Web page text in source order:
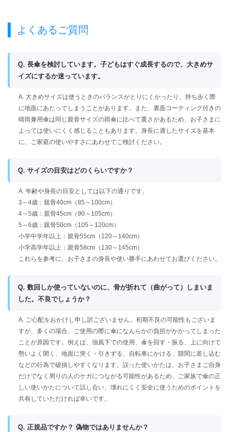
よくあるご質問
Q. 長傘を検討しています。子どもはすぐ成長するので、大きめサ
イズにするか迷っています。
A. 大きめサイズは使うときのバランスがとりにくかったり、持ち歩く際
に地面にあたってしまうことがあります。また、裏面コーティング付きの
晴雨兼用傘は同じ親骨サイズの雨傘に比べて重さがあるため、お子さまに
よっては使いにくく感じることもあります。身長に適したサイズを基本
に、ご家庭の使いやすさにあわせてご検討ください。
Q. サイズの目安はどのくらいですか？
A. 年齢や身長の目安としては以下の通りです。
3～4歳：親骨40cm（85～100cm）
4～5歳：親骨45cm（90～105cm）
5～6歳：親骨50cm（105～120cm）
小学中学年以上：親骨55cm（120～140cm）
小学高学年以上：親骨58cm（130～145cm）
これらを参考に、お子さまの身長や使い勝手にあわせてお選びください。
Q. 数回しか使っていないのに、骨が折れて（曲がって）しまいま
した。不良でしょうか？
A. ご心配をおかけし申し訳ございません。初期不良の可能性もございま
すが、多くの場合、ご使用の際に傘になんらかの負担がかかってしまった
ことが原因です。例えば、強風下での使用、傘を回す・振る、上に向けて
勢いよく開く、地面に突く・引きずる、自転車にかける、隙間に差し込む
などの行為で破損しやすくなります。誤った使いかたは、お子さまご自身
だけでなく周りの人のケガにつながる可能性があるため、ご家族で傘の正
しい使いかたについて話し合い、壊れにくく安全に使うためのポイントを
共有していただければ幸いです。
Q. 正規品ですか？ 偽物ではありませんか？